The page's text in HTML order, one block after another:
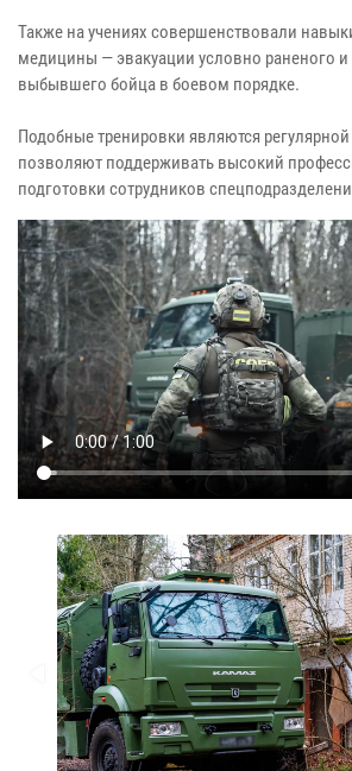
Также на учениях совершенствовали
медицины — эвакуации условно раненого
выбывшего бойца в боевом порядке.
Подобные тренировки являются
позволяют поддерживать высокий
подготовки сотрудников